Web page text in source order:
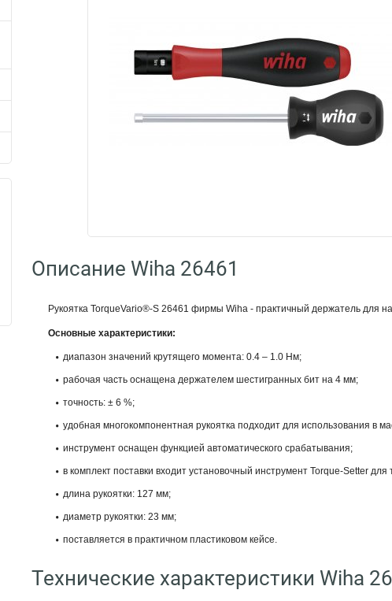
Описание Wiha 26461
Рукоятка TorqueVario®-S 26461 фирмы Wiha - практичный держатель для
Основные характеристики:
диапазон значений крутящего момента: 0.4 – 1.0 Нм;
рабочая часть оснащена держателем шестигранных бит на 4 мм;
точность: ± 6 %;
удобная многокомпонентная рукоятка подходит для использования в
инструмент оснащен функцией автоматического срабатывания;
в комплект поставки входит установочный инструмент Torque-Setter
длина рукоятки: 127 мм;
диаметр рукоятки: 23 мм;
поставляется в практичном пластиковом кейсе.
Технические характеристики Wiha